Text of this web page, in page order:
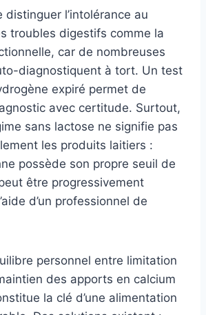
distinguer l’intolérance au
troubles digestifs comme la
car de nombreuses
diagnostiquent à tort. Un test
expiré permet de
avec certitude. Surtout,
sans lactose ne signifie pas
les produits laitiers :
possède son propre seuil de
être progressivement
d’un professionnel de
personnel entre limitation
des apports en calcium
la clé d’une alimentation